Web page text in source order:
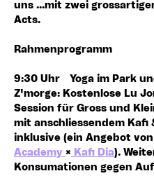
uns ...mit zwei
Acts.
Rahmenprogramm
9:30 Uhr
Z'morge: Kostenlose Lu
Session für Gross und
mit anschliessendem Kafi
inklusive (ein Angebot von
Academy × Kafi Dia).
Konsumationen gegen